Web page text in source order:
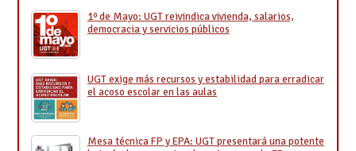
1º de Mayo: UGT reivindica vivienda, salarios,
democracia y servicios públicos
UGT exige más recursos y estabilidad para erradicar
el acoso escolar en las aulas
Mesa técnica FP y EPA: UGT presentará una potente